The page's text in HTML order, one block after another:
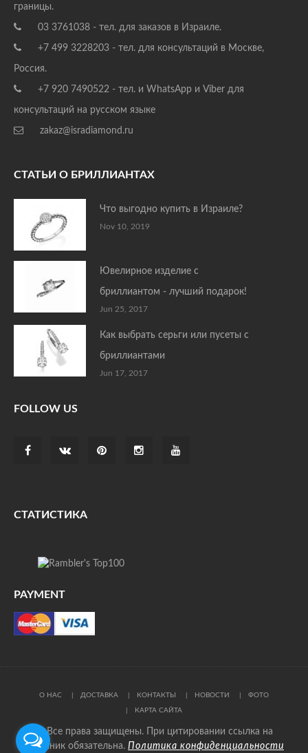
границы.
03 3761038 - тел. для заказов в Израиле.
+7 499 3228203 - тел. для консультаций в Москве,
Россия.
+7 920 7490522 - тел. и WhatsApp и Viber для
консультаций на русском языке
zakaz@isradiamond.ru
СТАТЬИ О БРИЛЛИАНТАХ
Что выгодно купить в Израиле?
Nov 10, 2019
Ювелирное изделие с
бриллиантом - лучший подарок!
Jun 25, 2017
Как выбрать серьги или пусеты с
бриллиантами
Jun 17, 2017
FOLLOW US
СТАТИСТИКА
PAYMENT
О НАС ДОСТАВКА КОНТАКТЫ НОВОСТИ ФОТО
КАРТА САЙТА
© Все права защищены. При цитировании ссылка на
источник обязательна. Политика конфиденциальности